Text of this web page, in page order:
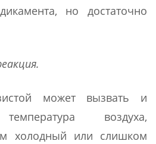
но достаточно
может вызвать и
воздуха,
холодный или слишком